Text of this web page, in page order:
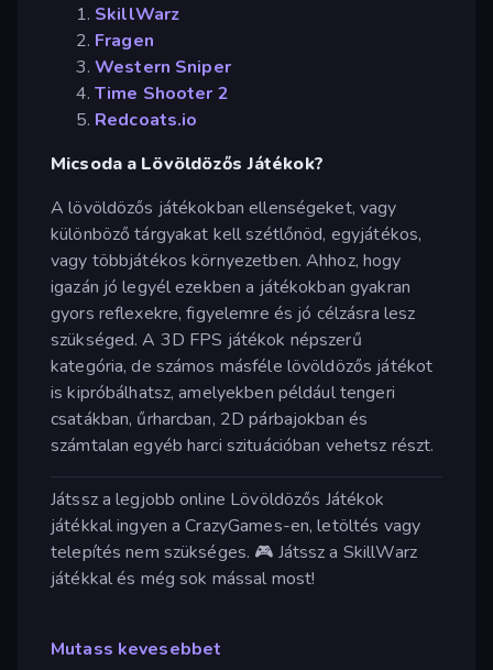
SkillWarz
Fragen
Western Sniper
Time Shooter 2
Redcoats.io
Micsoda a Lövöldözős Játékok?
A lövöldözős játékokban ellenségeket, vagy
különböző tárgyakat kell szétlőnöd, egyjátékos,
vagy többjátékos környezetben. Ahhoz, hogy
igazán jó legyél ezekben a játékokban gyakran
gyors reflexekre, figyelemre és jó célzásra lesz
szükséged. A 3D FPS játékok népszerű
kategória, de számos másféle lövöldözős játékot
is kipróbálhatsz, amelyekben például tengeri
csatákban, űrharcban, 2D párbajokban és
számtalan egyéb harci szituációban vehetsz részt.
Játssz a legjobb online Lövöldözős Játékok
játékkal ingyen a CrazyGames-en, letöltés vagy
telepítés nem szükséges. 🎮 Játssz a SkillWarz
játékkal és még sok mással most!
Mutass kevesebbet